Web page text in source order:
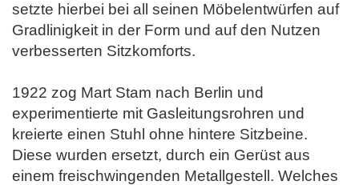
setzte hierbei bei all seinen Möbelentwürfen auf
Gradlinigkeit in der Form und auf den Nutzen
verbesserten Sitzkomforts.
1922 zog Mart Stam nach Berlin und
experimentierte mit Gasleitungsrohren und
kreierte einen Stuhl ohne hintere Sitzbeine.
Diese wurden ersetzt, durch ein Gerüst aus
einem freischwingenden Metallgestell. Welches